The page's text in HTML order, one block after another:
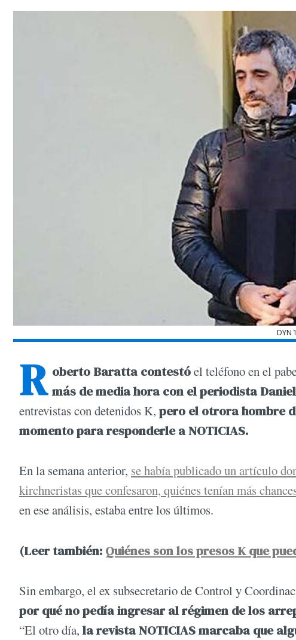
R oberto Baratta contestóel teléfono en el
más de media hora con el periodista
entrevistas con detenidos K, pero el otrora hombre
momento para responderle a NOTICIAS.
En la semana anterior, se había publicado un artículo
kirchneristas que confesaron, quiénes tenían más
en ese análisis, estaba entre los últimos.
(Leer también: Quiénes son los presos K que
Sin embargo, el ex subsecretario de Control y
por qué no pedía ingresar al régimen de los
“El otro día, la revista NOTICIAS marcaba que